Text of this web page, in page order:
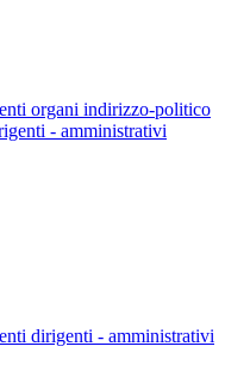
organi indirizzo-politico
- amministrativi
dirigenti - amministrativi